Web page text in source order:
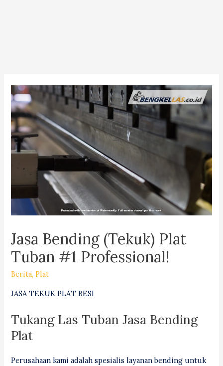
Jasa Bending (Tekuk) Plat
Tuban #1 Professional!
Berita,Plat
JASA TEKUK PLAT BESI
Tukang Las Tuban Jasa Bending
Plat
Perusahaan kami adalah spesialis layanan bending untuk